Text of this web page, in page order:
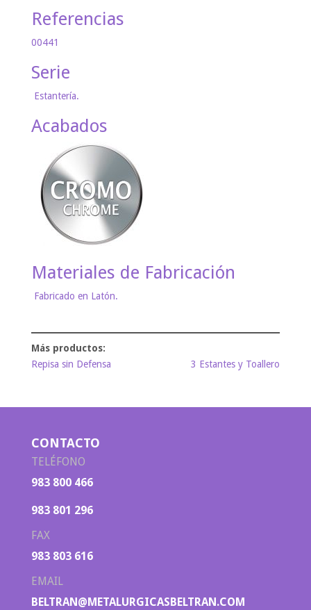
Referencias
00441
Serie
Estantería.
Acabados
Materiales de Fabricación
Fabricado en Latón.
Repisa sin Defensa 3 Estantes y Toallero
CONTACTO
TELÉFONO
983 800 466
983 801 296
FAX
983 803 616
EMAIL
BELTRAN@METALURGICASBELTRAN.COM